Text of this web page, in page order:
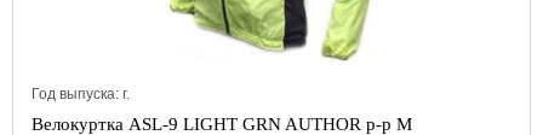
Год выпуска: г.
Велокуртка ASL-9 LIGHT GRN AUTHOR р-р M